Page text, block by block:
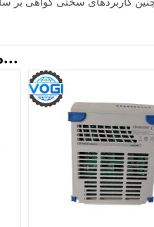
ممکن است به این موارد نیز علاقه‌مند باشید...